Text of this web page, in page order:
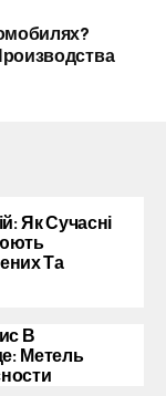
Як Сучасні
Та
В
Метель